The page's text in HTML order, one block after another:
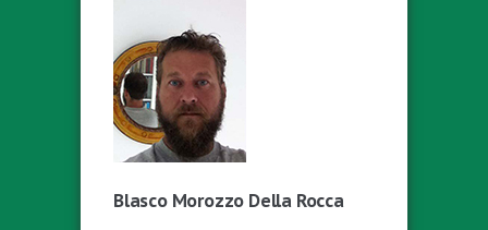
Blasco Morozzo Della Rocca